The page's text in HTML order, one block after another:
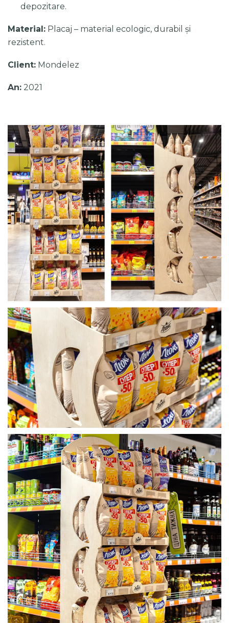
depozitare.
Material: Placaj – material ecologic, durabil și
rezistent.
Client: Mondelez
An: 2021